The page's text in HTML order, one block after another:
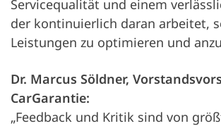
Servicequalität und einem
der kontinuierlich daran arbeitet,
Leistungen zu optimieren und
Dr. Marcus Söldner,
CarGarantie:
„Feedback und Kritik sind von